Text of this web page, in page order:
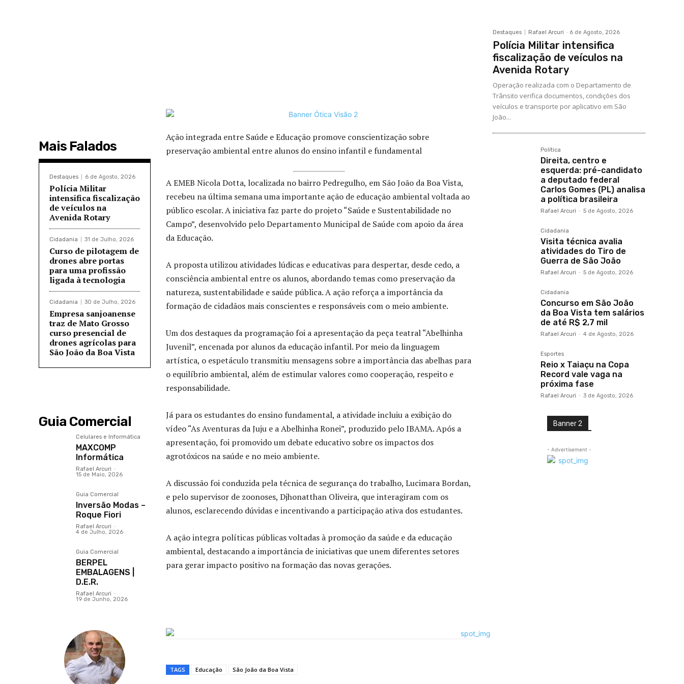
Mais Falados
Destaques 6 de Agosto, 2026
Polícia Militar
intensifica fiscalização
de veículos na
Avenida Rotary
Cidadania 31 de Julho, 2026
Curso de pilotagem de
drones abre portas
para uma profissão
ligada à tecnologia
Cidadania 30 de Julho, 2026
Empresa sanjoanense
traz de Mato Grosso
curso presencial de
drones agrícolas para
São João da Boa Vista
Guia Comercial
Celulares e Informática
MAXCOMP
Informática
Rafael Arcuri -
15 de Maio, 2026
Guia Comercial
Inversão Modas –
Roque Fiori
Rafael Arcuri -
4 de Julho, 2026
Guia Comercial
BERPEL
EMBALAGENS |
D.E.R.
Rafael Arcuri -
19 de Junho, 2026
Ação integrada entre Saúde e Educação promove conscientização sobre
preservação ambiental entre alunos do ensino infantil e fundamental
A EMEB Nicola Dotta, localizada no bairro Pedregulho, em São João da Boa Vista,
recebeu na última semana uma importante ação de educação ambiental voltada ao
público escolar. A iniciativa faz parte do projeto “Saúde e Sustentabilidade no
Campo”, desenvolvido pelo Departamento Municipal de Saúde com apoio da área
da Educação.
A proposta utilizou atividades lúdicas e educativas para despertar, desde cedo, a
consciência ambiental entre os alunos, abordando temas como preservação da
natureza, sustentabilidade e saúde pública. A ação reforça a importância da
formação de cidadãos mais conscientes e responsáveis com o meio ambiente.
Um dos destaques da programação foi a apresentação da peça teatral “Abelhinha
Juvenil”, encenada por alunos da educação infantil. Por meio da linguagem
artística, o espetáculo transmitiu mensagens sobre a importância das abelhas para
o equilíbrio ambiental, além de estimular valores como cooperação, respeito e
responsabilidade.
Já para os estudantes do ensino fundamental, a atividade incluiu a exibição do
vídeo “As Aventuras da Juju e a Abelhinha Ronei”, produzido pelo IBAMA. Após a
apresentação, foi promovido um debate educativo sobre os impactos dos
agrotóxicos na saúde e no meio ambiente.
A discussão foi conduzida pela técnica de segurança do trabalho, Lucimara Bordan,
e pelo supervisor de zoonoses, Djhonatthan Oliveira, que interagiram com os
alunos, esclarecendo dúvidas e incentivando a participação ativa dos estudantes.
A ação integra políticas públicas voltadas à promoção da saúde e da educação
ambiental, destacando a importância de iniciativas que unem diferentes setores
para gerar impacto positivo na formação das novas gerações.
TAGS Educação São João da Boa Vista
Destaques Rafael Arcuri - 6 de Agosto, 2026
Polícia Militar intensifica
fiscalização de veículos na
Avenida Rotary
Operação realizada com o Departamento de
Trânsito verifica documentos, condições dos
veículos e transporte por aplicativo em São
João...
Política
Direita, centro e
esquerda: pré-candidato
a deputado federal
Carlos Gomes (PL) analisa
a política brasileira
Rafael Arcuri - 5 de Agosto, 2026
Cidadania
Visita técnica avalia
atividades do Tiro de
Guerra de São João
Rafael Arcuri - 5 de Agosto, 2026
Cidadania
Concurso em São João
da Boa Vista tem salários
de até R$ 2,7 mil
Rafael Arcuri - 4 de Agosto, 2026
Esportes
Reio x Taiaçu na Copa
Record vale vaga na
próxima fase
Rafael Arcuri - 3 de Agosto, 2026
Banner 2
- Advertisement -